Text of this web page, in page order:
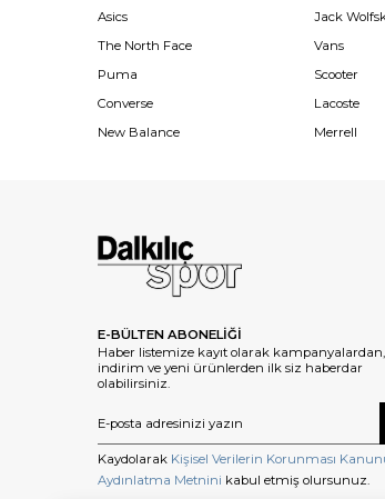
Asics
The North Face
Puma
Converse
New Balance
Jack
Vans
Scooter
Lacoste
Merrell
E-BÜLTEN ABONELİĞİ
Haber listemize kayıt olarak kampanyalardan,
indirim ve yeni ürünlerden ilk siz haberdar
olabilirsiniz.
Kaydolarak Kişisel Verilerin Korunması
Aydınlatma Metnini kabul etmiş olursunuz.